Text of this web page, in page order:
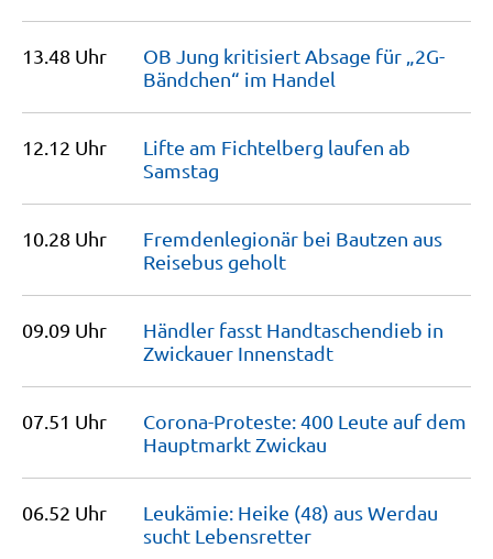
13.48 Uhr
OB Jung kritisiert Absage für „2G-
Bändchen“ im Handel
12.12 Uhr
Lifte am Fichtelberg laufen ab
Samstag
10.28 Uhr
Fremdenlegionär bei Bautzen aus
Reisebus geholt
09.09 Uhr
Händler fasst Handtaschendieb in
Zwickauer Innenstadt
07.51 Uhr
Corona-Proteste: 400 Leute auf dem
Hauptmarkt Zwickau
06.52 Uhr
Leukämie: Heike (48) aus Werdau
sucht Lebensretter